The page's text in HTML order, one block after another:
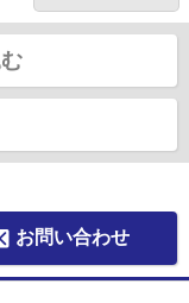
お問い合わせ